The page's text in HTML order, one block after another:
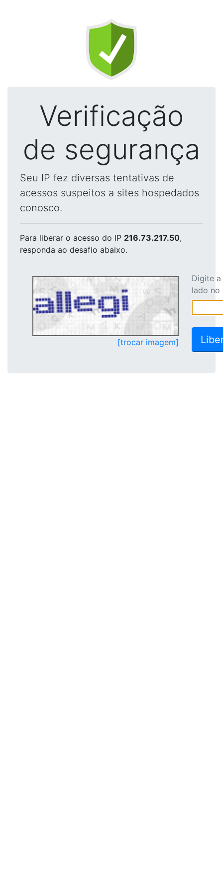
Verificação
de segurança
Seu IP fez diversas tentativas de
acessos suspeitos a sites hospedados
conosco.
Para liberar o acesso do IP 216.73.217.50,
responda ao desafio abaixo.
[trocar imagem]
Digite
lado no